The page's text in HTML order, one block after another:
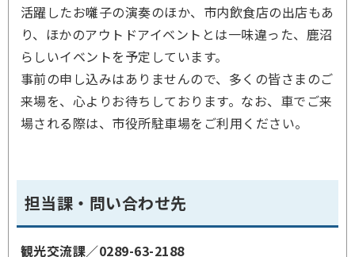
活躍したお囃子の演奏のほか、市内飲食店の出店もあ
り、ほかのアウトドアイベントとは一味違った、鹿沼
らしいイベントを予定しています。
事前の申し込みはありませんので、多くの皆さまのご
来場を、心よりお待ちしております。なお、車でご来
場される際は、市役所駐車場をご利用ください。
担当課・問い合わせ先
観光交流課／0289-63-2188